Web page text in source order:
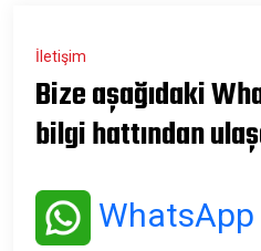
İletişim
Bize aşağıdaki
bilgi hattından
WhatsApp